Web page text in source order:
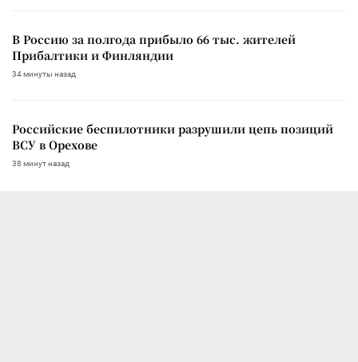
В Россию за полгода прибыло 66 тыс. жителей
Прибалтики и Финляндии
34 минуты назад
Российские беспилотники разрушили цепь позиций
ВСУ в Орехове
38 минут назад